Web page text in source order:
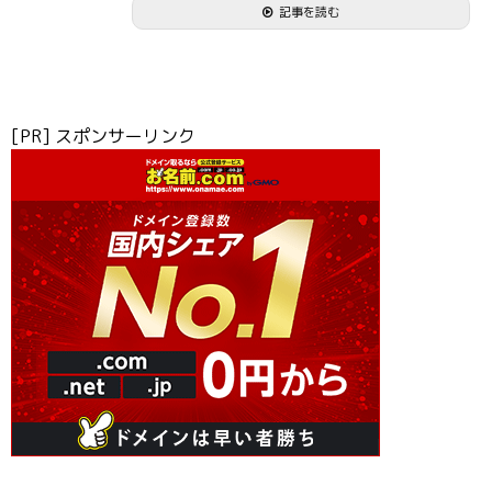
記事を読む
[PR] スポンサーリンク